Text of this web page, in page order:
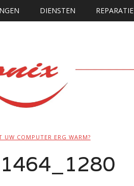
DIENSTEN REPARATIE
UW COMPUTER ERG WARM?